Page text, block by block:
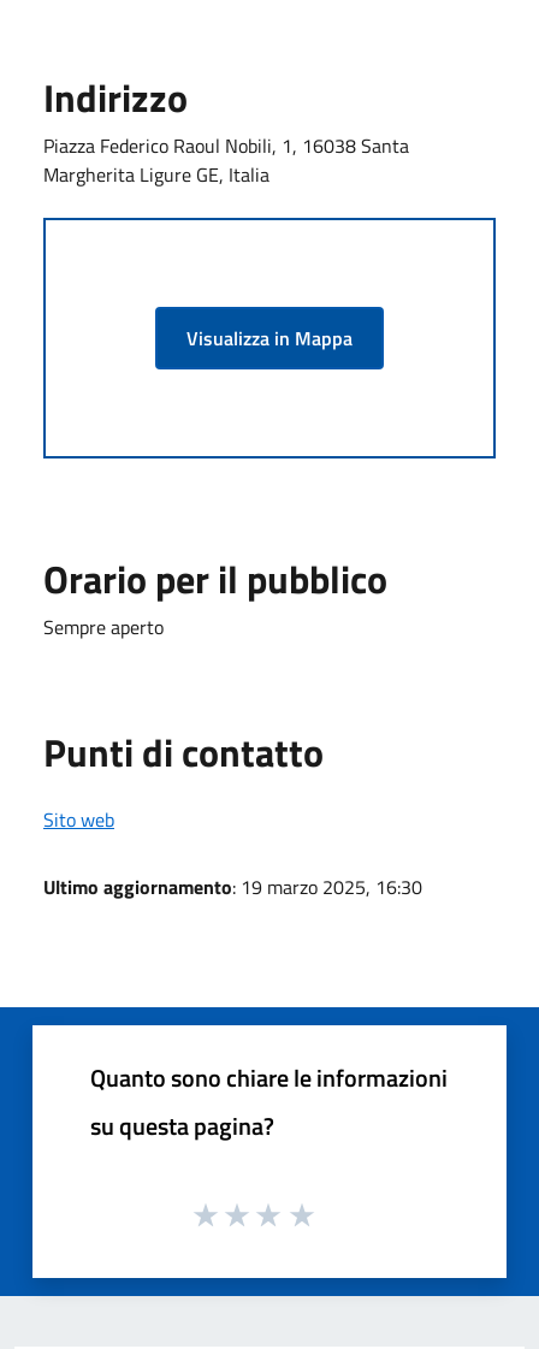
Indirizzo
Piazza Federico Raoul Nobili, 1, 16038 Santa
Margherita Ligure GE, Italia
Visualizza in Mappa
Orario per il pubblico
Sempre aperto
Punti di contatto
Sito web
Ultimo aggiornamento: 19 marzo 2025, 16:30
Quanto sono chiare le informazioni
su questa pagina?